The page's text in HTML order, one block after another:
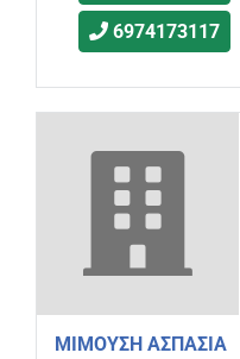
6974173117
ΜΙΜΟΥΣΗ ΑΣΠΑΣΙΑ